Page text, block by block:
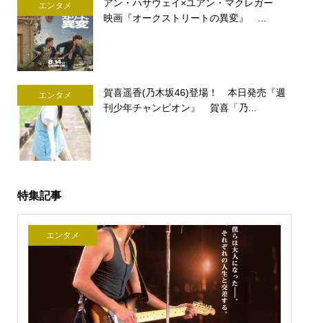
エンタメ
アン・ハサウェイ×ユアン・マクレガー
映画『オークストリートの異変』 ...
エンタメ
賀喜遥香(乃木坂46)登場！ 本日発売『週
刊少年チャンピオン』 賀喜「乃...
特集記事
エンタメ